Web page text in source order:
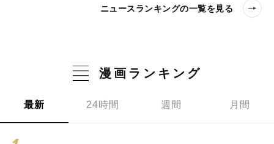
ニュースランキングの一覧を見る
漫画ランキング
最新 24時間 週間 月間